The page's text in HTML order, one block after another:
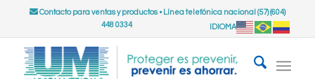
Contacto para ventas y productos• Línea telefónica nacional (57) (604)
448 0334
IDIOMA